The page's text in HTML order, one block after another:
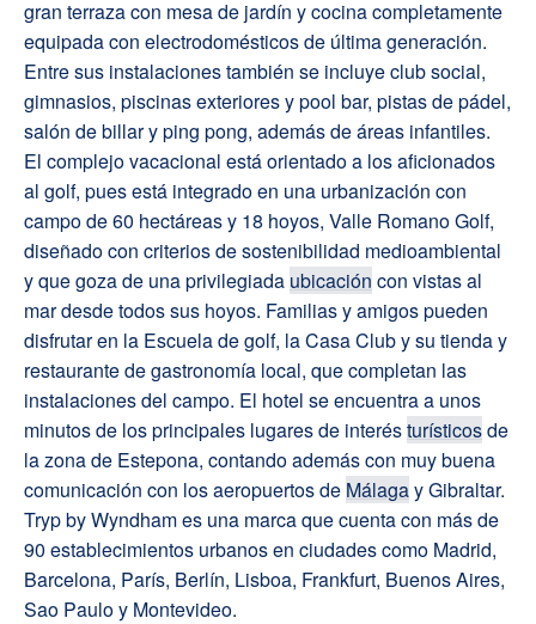
gran terraza con mesa de jardín y cocina completamente
equipada con electrodomésticos de última generación.
Entre sus instalaciones también se incluye club social,
gimnasios, piscinas exteriores y pool bar, pistas de pádel,
salón de billar y ping pong, además de áreas infantiles.
El complejo vacacional está orientado a los aficionados
al golf, pues está integrado en una urbanización con
campo de 60 hectáreas y 18 hoyos, Valle Romano Golf,
diseñado con criterios de sostenibilidad medioambiental
y que goza de una privilegiada ubicación con vistas al
mar desde todos sus hoyos. Familias y amigos pueden
disfrutar en la Escuela de golf, la Casa Club y su tienda y
restaurante de gastronomía local, que completan las
instalaciones del campo. El hotel se encuentra a unos
minutos de los principales lugares de interésturísticosde
la zona de Estepona, contando además con muy buena
comunicación con los aeropuertos de Málagay Gibraltar.
Tryp by Wyndham es una marca que cuenta con más de
90 establecimientos urbanos en ciudades como Madrid,
Barcelona, París, Berlín, Lisboa, Frankfurt, Buenos Aires,
Sao Paulo y Montevideo.